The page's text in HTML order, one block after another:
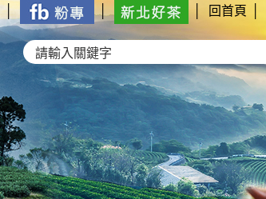
│ │ 回首頁